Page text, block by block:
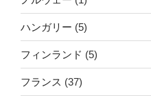
ハンガリー (5)
フィンランド (5)
フランス (37)